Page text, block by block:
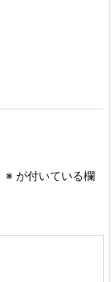
※ が付いている欄